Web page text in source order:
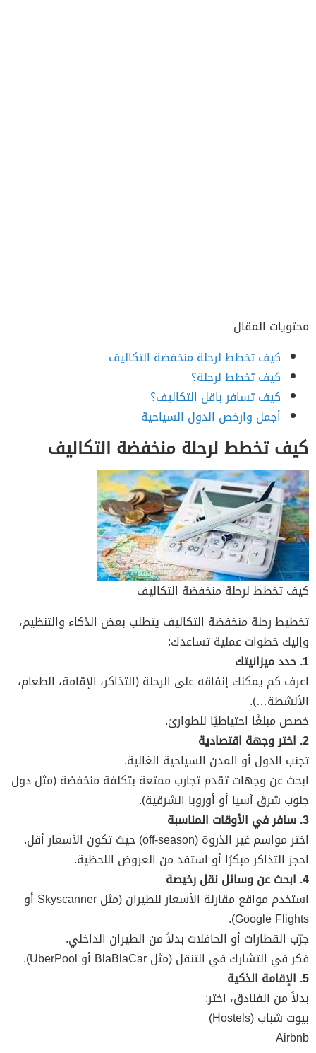
محتويات المقال
كيف تخطط لرحلة منخفضة التكاليف
كيف تخطط لرحلة؟
كيف تسافر باقل التكاليف؟
أجمل وارخص الدول السياحية
كيف تخطط لرحلة منخفضة التكاليف
كيف تخطط لرحلة منخفضة التكاليف
تخطيط رحلة منخفضة التكاليف يتطلب بعض الذكاء والتنظيم،
وإليك خطوات عملية تساعدك:
1. حدد ميزانيتك
اعرف كم يمكنك إنفاقه على الرحلة (التذاكر، الإقامة، الطعام،
الأنشطة…).
خصص مبلغًا احتياطيًا للطوارئ.
2. اختر وجهة اقتصادية
تجنب الدول أو المدن السياحية الغالية.
ابحث عن وجهات تقدم تجارب ممتعة بتكلفة منخفضة (مثل دول
جنوب شرق آسيا أو أوروبا الشرقية).
3. سافر في الأوقات المناسبة
اختر مواسم غير الذروة (off-season) حيث تكون الأسعار أقل.
احجز التذاكر مبكرًا أو استفد من العروض اللحظية.
4. ابحث عن وسائل نقل رخيصة
استخدم مواقع مقارنة الأسعار للطيران (مثل Skyscanner أو
Google Flights).
جرّب القطارات أو الحافلات بدلاً من الطيران الداخلي.
فكر في التشارك في التنقل (مثل BlaBlaCar أو UberPool).
5. الإقامة الذكية
بدلاً من الفنادق، اختر:
بيوت شباب (Hostels)
Airbnb